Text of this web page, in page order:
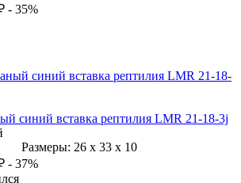
- 35%
синий вставка рептилия LMR 21-18-3j
Размеры: 26 x 33 x 10
- 37%